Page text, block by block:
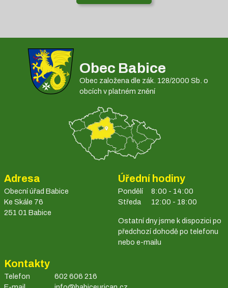
Obec Babice
Obec založena dle zák. 128/2000 Sb. o
obcích v platném znění
Adresa
Obecní úřad Babice
Ke Skále 76
251 01 Babice
Úřední hodiny
Pondělí
Středa
8:00 - 14:00
12:00 - 18:00
Ostatní dny jsme k dispozici po
předchozí dohodě po telefonu
nebo e-mailu
Kontakty
Telefon
602 606 216